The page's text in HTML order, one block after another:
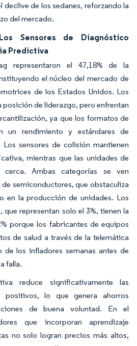
declive de los sedanes, reforzando la
del mercado.
Sensores de Diagnóstico
Predictiva
representaron el 47,18% de la
el núcleo del mercado de
de los Estados Unidos. Los
posición de liderazgo, pero enfrentan
ya que los formatos de
un rendimiento y estándares de
sensores de colisión mantienen
mientras que las unidades de
Ambas categorías se ven
semiconductores, que obstaculiza
en la producción de unidades. Los
representan solo el 3%, tienen la
porque los fabricantes de equipos
de salud a través de la telemática
los infladores semanas antes de
falla.
reduce significativamente las
positivos, lo que genera ahorros
de buena voluntad. En el
que incorporan aprendizaje
no solo logran precios más altos,